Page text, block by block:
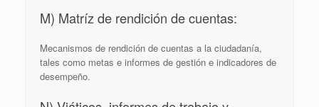
M) Matríz de rendición de cuentas:
Mecanismos de rendición de cuentas a la ciudadanía,
tales como metas e informes de gestión e indicadores de
desempeño.